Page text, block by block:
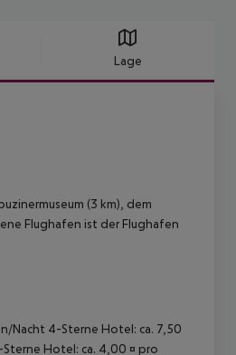
Lage
(3 km), dem
Flughafen ist der Flughafen
Nacht 4-Sterne Hotel: ca. 7,50
Hotel: ca. 4,00 ¤ pro